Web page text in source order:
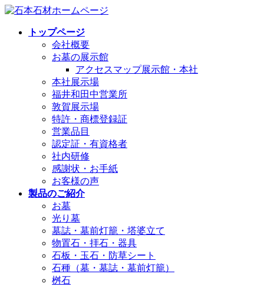
コ
ナ
トップページ
会社概要
お墓の展示館
アクセスマップ展示館・本社
本社展示場
福井和田中営業所
敦賀展示場
特許・商標登録証
営業品目
認定証・有資格者
社内研修
感謝状・お手紙
お客様の声
製品のご紹介
お墓
光り墓
墓誌・墓前灯籠・塔婆立て
物置石・拝石・器具
石板・玉石・防草シート
石種（墓・墓誌・墓前灯籠）
桝石